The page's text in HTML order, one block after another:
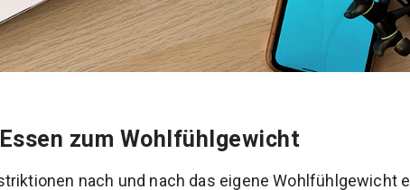
zum Wohlfühlgewicht
nach und nach das eigene Wohlfühlgewicht